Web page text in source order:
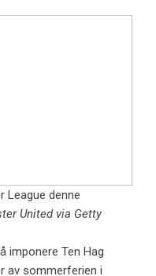
League denne
United via Getty
imponere Ten Hag
av sommerferien i